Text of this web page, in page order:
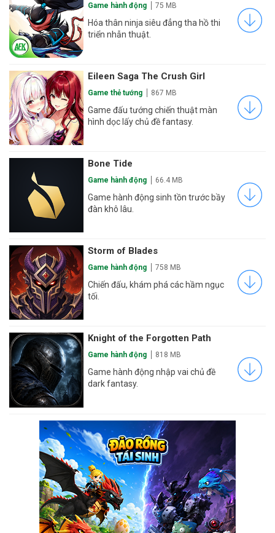
Game hành động 75 MB
Hóa thân ninja siêu đẳng tha hồ thi
triển nhẫn thuật.
Eileen Saga The Crush Girl
Game thẻ tướng 867 MB
Game đấu tướng chiến thuật màn
hình dọc lấy chủ đề fantasy.
Bone Tide
Game hành động 66.4 MB
Game hành động sinh tồn trước bầy
đàn khô lâu.
Storm of Blades
Game hành động 758 MB
Chiến đấu, khám phá các hầm ngục
tối.
Knight of the Forgotten Path
Game hành động 818 MB
Game hành động nhập vai chủ đề
dark fantasy.